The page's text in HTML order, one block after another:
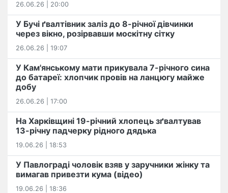
26.06.26 | 20:00
У Бучі ґвалтівник заліз до 8-річної дівчинки
через вікно, розірвавши москітну сітку
26.06.26 | 19:07
У Кам'янському мати прикувала 7-річного сина
до батареї: хлопчик провів на ланцюгу майже
добу
26.06.26 | 17:00
На Харківщині 19-річний хлопець​ ️зґвалтував
13-річну падчерку рідного дядька
19.06.26 | 18:53
У Павлограді чоловік взяв у заручники жінку та
вимагав привезти кума (відео)
19.06.26 | 18:36